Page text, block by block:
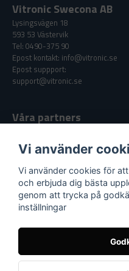
Vitronic Swecona AB
Lysingsvägen 18
593 53 Västervik
Tel: 0490-375 90
Epost kontakt: info@vitronic.se
Epost suppport:
support@vitronic.se
Våra partners
Vi använder
Vi använder cookies för
och erbjuda dig bästa
genom att trycka på
inställningar